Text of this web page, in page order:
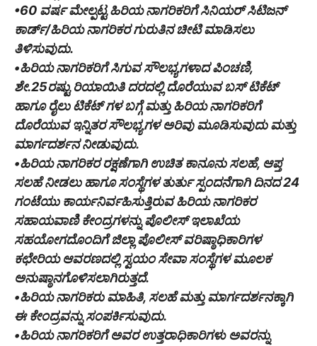
•60 ವರ್ಷ ಮೇಲ್ಪಟ್ಟ ಹಿರಿಯ ನಾಗರಿಕರಿಗೆ ಸಿನಿಯರ್ ಸಿಟಿಜನ್
ಕಾರ್ಡ್/ಹಿರಿಯ ನಾಗರಿಕರ ಗುರುತಿನ ಚೀಟಿ ಮಾಡಿಸಲು
ತಿಳಿಸುವುದು.
•ಹಿರಿಯ ನಾಗರಿಕರಿಗೆ ಸಿಗುವ ಸೌಲಭ್ಯಗಳಾದ ಪಿಂಚಣಿ,
ಶೇ.25ರಷ್ಟು ರಿಯಾಯಿತಿ ದರದಲ್ಲಿ ದೊರೆಯುವ ಬಸ್ ಟಿಕೆಟ್
ಹಾಗೂ ರೈಲು ಟಿಕೆಟ್ ಗಳ ಬಗ್ಗೆ ಮತ್ತು ಹಿರಿಯ ನಾಗರಿಕರಿಗೆ
ದೊರೆಯುವ ಇನ್ನಿತರ ಸೌಲಭ್ಯಗಳ ಅರಿವು ಮೂಡಿಸುವುದು ಮತ್ತು
ಮಾರ್ಗದರ್ಶನ ನೀಡುವುದು.
•ಹಿರಿಯ ನಾಗರಿಕರ ರಕ್ಷಣೆಗಾಗಿ ಉಚಿತ ಕಾನೂನು ಸಲಹೆ, ಆಪ್ತ
ಸಲಹೆ ನೀಡಲು ಹಾಗೂ ಸಂಸ್ಥೆಗಳ ತುರ್ತು ಸ್ಪಂದನೆಗಾಗಿ ದಿನದ 24
ಗಂಟೆಯು ಕಾರ್ಯನಿರ್ವಹಿಸುತ್ತಿರುವ ಹಿರಿಯ ನಾಗರಿಕರ
ಸಹಾಯವಾಣಿ ಕೇಂದ್ರಗಳನ್ನು ಪೊಲೀಸ್ ಇಲಾಖೆಯ
ಸಹಯೋಗದೊಂದಿಗೆ ಜಿಲ್ಲಾ ಪೊಲೀಸ್ ವರಿಷ್ಠಾಧಿಕಾರಿಗಳ
ಕಛೇರಿಯ ಆವರಣದಲ್ಲಿ ಸ್ವಯಂ ಸೇವಾ ಸಂಸ್ಥೆಗಳ ಮೂಲಕ
ಅನುಷ್ಠಾನಗೊಳಿಸಲಾಗಿರುತ್ತದೆ.
•ಹಿರಿಯ ನಾಗರಿಕರು ಮಾಹಿತಿ, ಸಲಹೆ ಮತ್ತು ಮಾರ್ಗದರ್ಶನಕ್ಕಾಗಿ
ಈ ಕೇಂದ್ರವನ್ನು ಸಂಪರ್ಕಿಸುವುದು.
•ಹಿರಿಯ ನಾಗರಿಕರಿಗೆ ಅವರ ಉತ್ತರಾಧಿಕಾರಿಗಳು ಅವರನ್ನು